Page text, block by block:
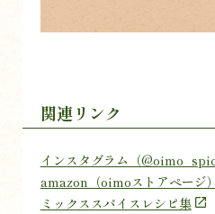
関連リンク
インスタグラム（
amazon（oimoストアページ）
ミックススパイスレシピ集